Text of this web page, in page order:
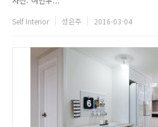
Self Interior 성은주 2016-03-04